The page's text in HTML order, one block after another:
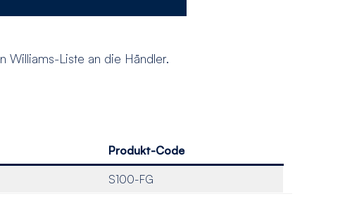
Williams-Liste an die Händler.
Produkt-Code
S100-FG